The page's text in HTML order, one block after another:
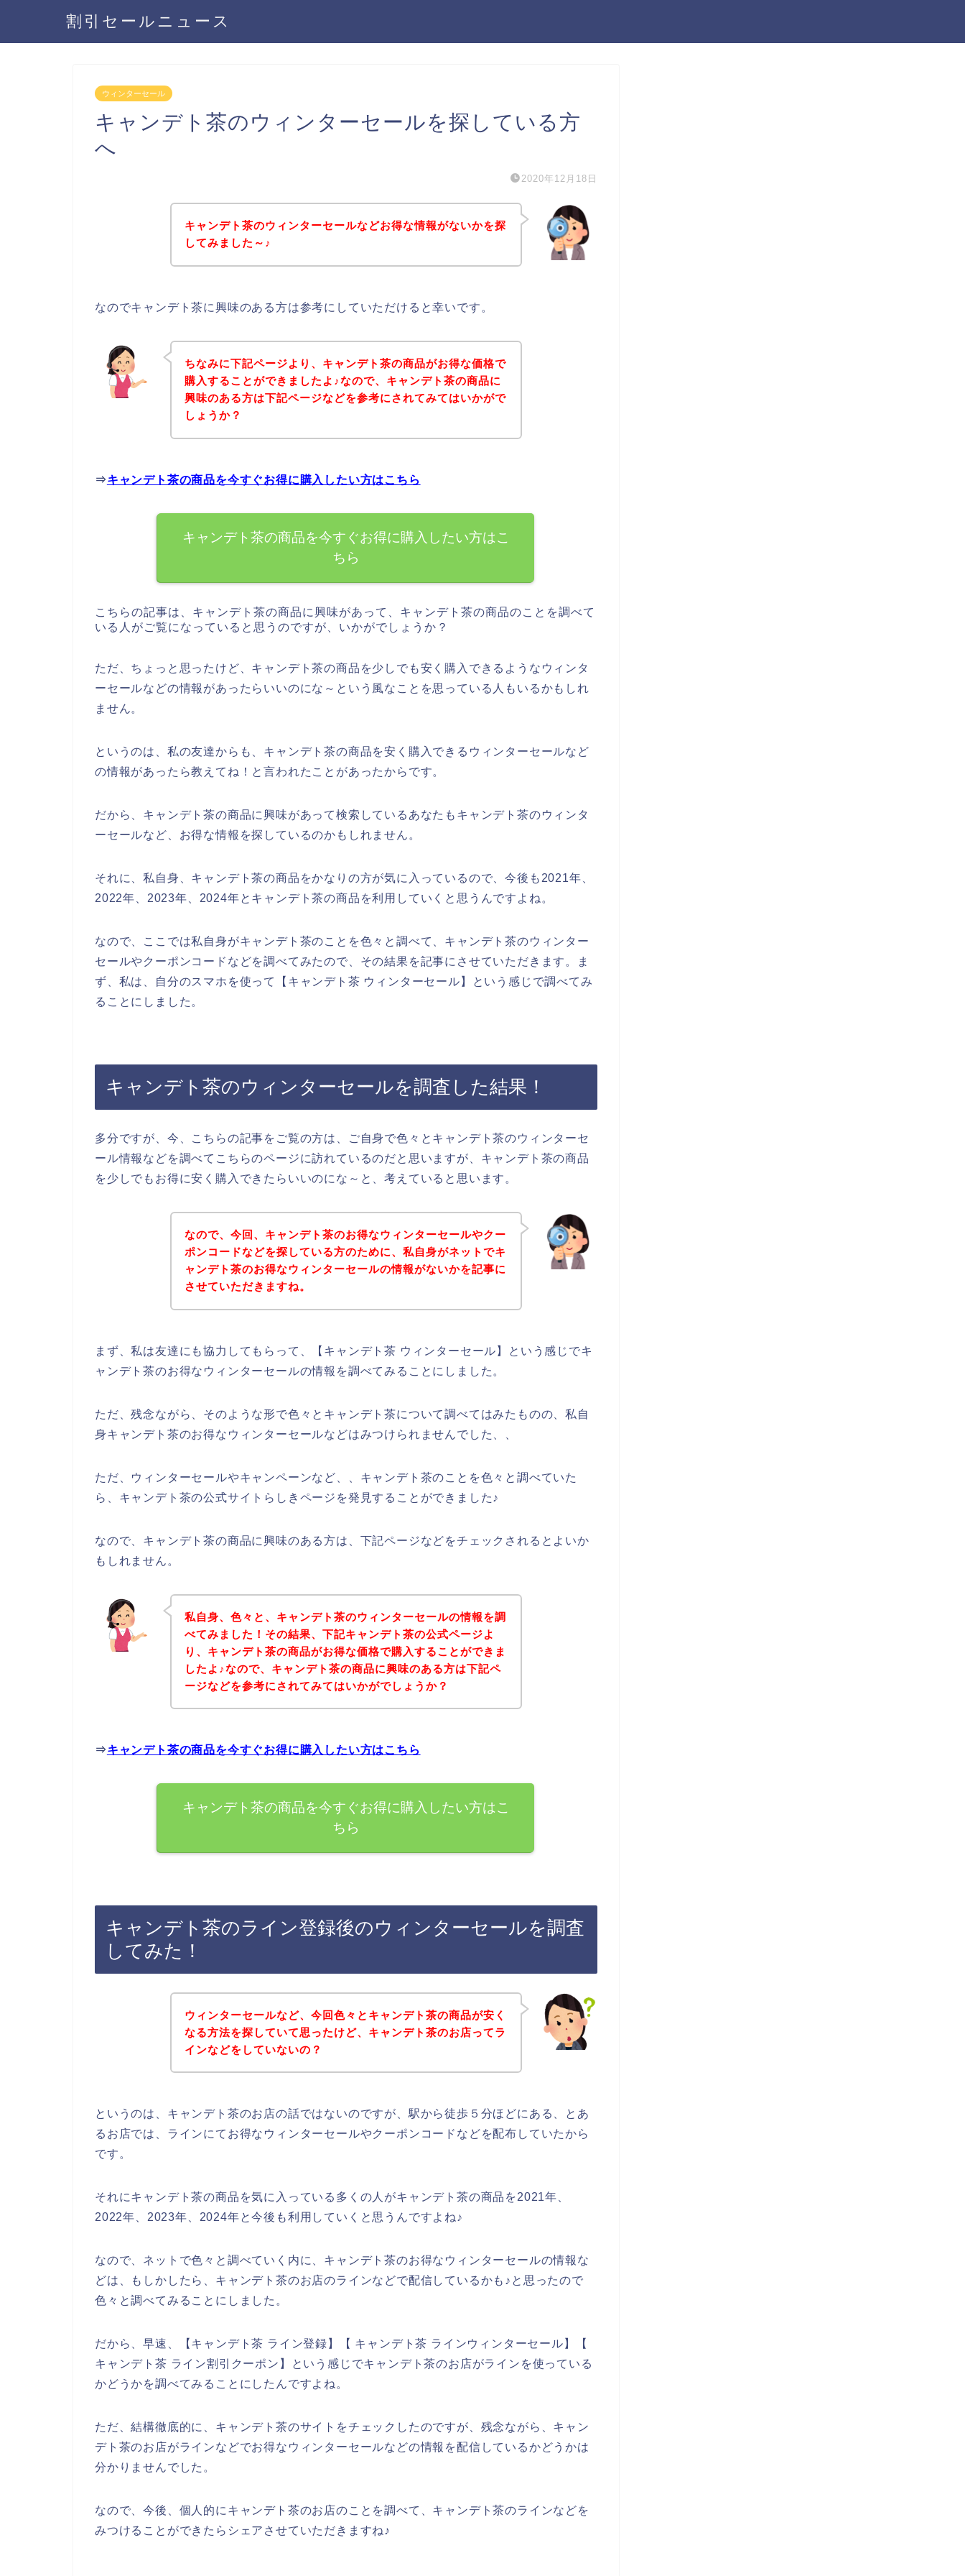
割引セールニュース
ウィンターセール
キャンデト茶のウィンターセールを探している方
へ
2020年12月18日
キャンデト茶のウィンターセールなどお得な情報がないかを探
してみました～♪
なのでキャンデト茶に興味のある方は参考にしていただけると幸いです。
ちなみに下記ページより、キャンデト茶の商品がお得な価格で
購入することができましたよ♪なので、キャンデト茶の商品に
興味のある方は下記ページなどを参考にされてみてはいかがで
しょうか？
⇒キャンデト茶の商品を今すぐお得に購入したい方はこちら
キャンデト茶の商品を今すぐお得に購入したい方はこ
ちら
こちらの記事は、キャンデト茶の商品に興味があって、キャンデト茶の商品のことを調べて
いる人がご覧になっていると思うのですが、いかがでしょうか？
ただ、ちょっと思ったけど、キャンデト茶の商品を少しでも安く購入できるようなウィンタ
ーセールなどの情報があったらいいのにな～という風なことを思っている人もいるかもしれ
ません。
というのは、私の友達からも、キャンデト茶の商品を安く購入できるウィンターセールなど
の情報があったら教えてね！と言われたことがあったからです。
だから、キャンデト茶の商品に興味があって検索しているあなたもキャンデト茶のウィンタ
ーセールなど、お得な情報を探しているのかもしれません。
それに、私自身、キャンデト茶の商品をかなりの方が気に入っているので、今後も2021年、
2022年、2023年、2024年とキャンデト茶の商品を利用していくと思うんですよね。
なので、ここでは私自身がキャンデト茶のことを色々と調べて、キャンデト茶のウィンター
セールやクーポンコードなどを調べてみたので、その結果を記事にさせていただきます。ま
ず、私は、自分のスマホを使って【キャンデト茶 ウィンターセール】という感じで調べてみ
ることにしました。
キャンデト茶のウィンターセールを調査した結果！
多分ですが、今、こちらの記事をご覧の方は、ご自身で色々とキャンデト茶のウィンターセ
ール情報などを調べてこちらのページに訪れているのだと思いますが、キャンデト茶の商品
を少しでもお得に安く購入できたらいいのにな～と、考えていると思います。
なので、今回、キャンデト茶のお得なウィンターセールやクー
ポンコードなどを探している方のために、私自身がネットでキ
ャンデト茶のお得なウィンターセールの情報がないかを記事に
させていただきますね。
まず、私は友達にも協力してもらって、【キャンデト茶 ウィンターセール】という感じでキ
ャンデト茶のお得なウィンターセールの情報を調べてみることにしました。
ただ、残念ながら、そのような形で色々とキャンデト茶について調べてはみたものの、私自
身キャンデト茶のお得なウィンターセールなどはみつけられませんでした、、
ただ、ウィンターセールやキャンペーンなど、、キャンデト茶のことを色々と調べていた
ら、キャンデト茶の公式サイトらしきページを発見することができました♪
なので、キャンデト茶の商品に興味のある方は、下記ページなどをチェックされるとよいか
もしれません。
私自身、色々と、キャンデト茶のウィンターセールの情報を調
べてみました！その結果、下記キャンデト茶の公式ページよ
り、キャンデト茶の商品がお得な価格で購入することができま
したよ♪なので、キャンデト茶の商品に興味のある方は下記ペ
ージなどを参考にされてみてはいかがでしょうか？
⇒キャンデト茶の商品を今すぐお得に購入したい方はこちら
キャンデト茶の商品を今すぐお得に購入したい方はこ
ちら
キャンデト茶のライン登録後のウィンターセールを調査
してみた！
ウィンターセールなど、今回色々とキャンデト茶の商品が安く
なる方法を探していて思ったけど、キャンデト茶のお店ってラ
インなどをしていないの？
というのは、キャンデト茶のお店の話ではないのですが、駅から徒歩５分ほどにある、とあ
るお店では、ラインにてお得なウィンターセールやクーポンコードなどを配布していたから
です。
それにキャンデト茶の商品を気に入っている多くの人がキャンデト茶の商品を2021年、
2022年、2023年、2024年と今後も利用していくと思うんですよね♪
なので、ネットで色々と調べていく内に、キャンデト茶のお得なウィンターセールの情報な
どは、もしかしたら、キャンデト茶のお店のラインなどで配信しているかも♪と思ったので
色々と調べてみることにしました。
だから、早速、【キャンデト茶 ライン登録】【 キャンデト茶 ラインウィンターセール】【
キャンデト茶 ライン割引クーポン】という感じでキャンデト茶のお店がラインを使っている
かどうかを調べてみることにしたんですよね。
ただ、結構徹底的に、キャンデト茶のサイトをチェックしたのですが、残念ながら、キャン
デト茶のお店がラインなどでお得なウィンターセールなどの情報を配信しているかどうかは
分かりませんでした。
なので、今後、個人的にキャンデト茶のお店のことを調べて、キャンデト茶のラインなどを
みつけることができたらシェアさせていただきますね♪